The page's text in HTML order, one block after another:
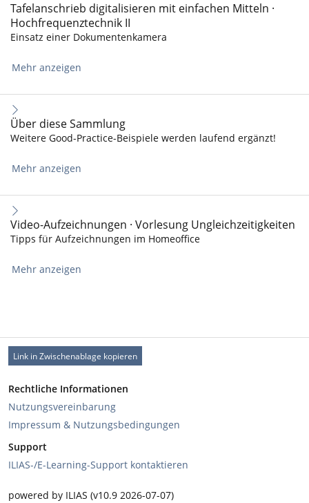
Tafelanschrieb digitalisieren mit einfachen Mitteln ·
Hochfrequenztechnik II
Einsatz einer Dokumentenkamera
Mehr anzeigen
Über diese Sammlung
Weitere Good-Practice-Beispiele werden laufend ergänzt!
Mehr anzeigen
Video-Aufzeichnungen · Vorlesung Ungleichzeitigkeiten
Tipps für Aufzeichnungen im Homeoffice
Mehr anzeigen
Link in Zwischenablage kopieren
Rechtliche Informationen
Nutzungsvereinbarung
Impressum & Nutzungsbedingungen
Support
ILIAS-/E-Learning-Support kontaktieren
powered by ILIAS (v10.9 2026-07-07)